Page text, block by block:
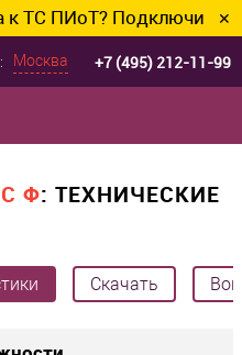
ПИоТ? Подключим и ✕
Москва +7 (495) 212-11-99
Ф: ТЕХНИЧЕСКИЕ
Скачать